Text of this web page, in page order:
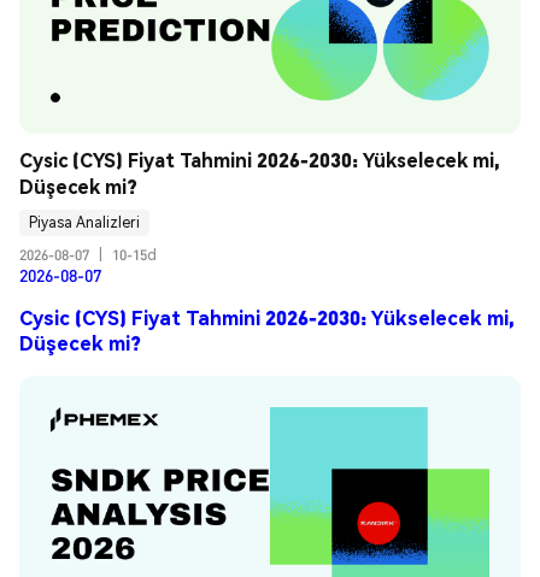
Cysic (CYS) Fiyat Tahmini 2026-2030: Yükselecek mi,
Düşecek mi?
Piyasa Analizleri
2026-08-07
10-15d
2026-08-07
Cysic (CYS) Fiyat Tahmini 2026-2030: Yükselecek mi,
Düşecek mi?